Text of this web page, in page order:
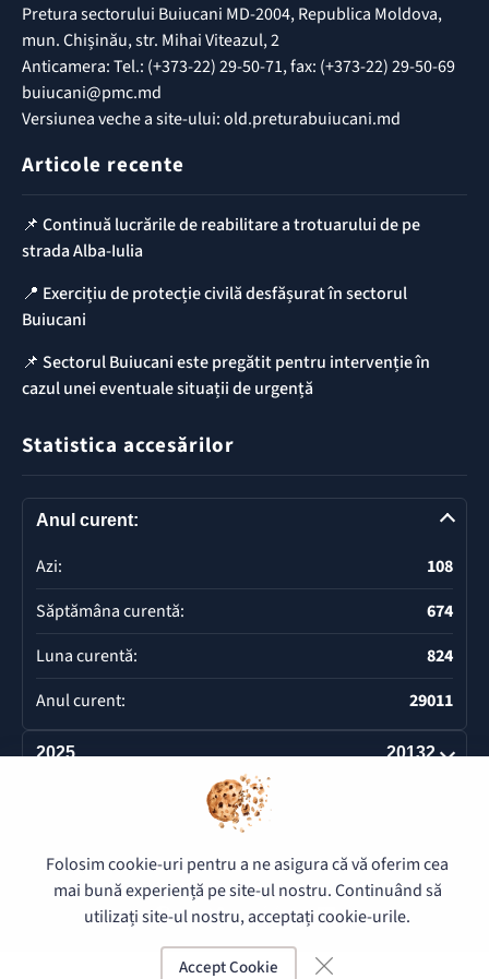
Pretura sectorului Buiucani MD-2004, Republica Moldova,
mun. Chișinău, str. Mihai Viteazul, 2
Anticamera: Tel.: (+373-22) 29-50-71, fax: (+373-22) 29-50-69
buiucani@pmc.md
Versiunea veche a site-ului: old.preturabuiucani.md
Articole recente
📌 Continuă lucrările de reabilitare a trotuarului de pe
strada Alba-Iulia
📍 Exercițiu de protecție civilă desfășurat în sectorul
Buiucani
📌 Sectorul Buiucani este pregătit pentru intervenție în
cazul unei eventuale situații de urgență
Statistica accesărilor
Anul curent:
Azi:
108
Săptămâna curentă:
674
Luna curentă:
824
Anul curent:
29011
2025 20132
Deschide
© 2026 Pretura Buiucani - Toate drepturile rezervate.
Folosim cookie-uri pentru a ne asigura că vă oferim cea
mai bună experiență pe site-ul nostru. Continuând să
utilizați site-ul nostru, acceptați cookie-urile.
Accept Cookie